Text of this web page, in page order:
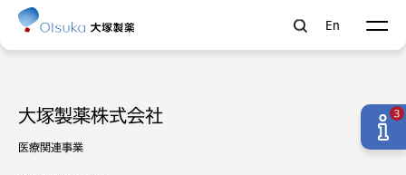
En
大塚製薬株式会社
医療関連事業
3